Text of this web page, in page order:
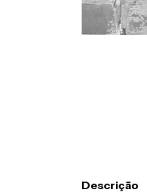
Descrição